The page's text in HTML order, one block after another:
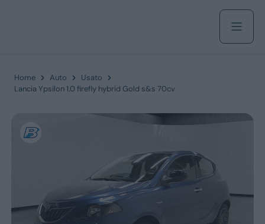
Azienda
Servizi
Marchi
Home Auto
Usato
Lancia Ypsilon 1.0 firefly hybrid Gold s&s 70cv